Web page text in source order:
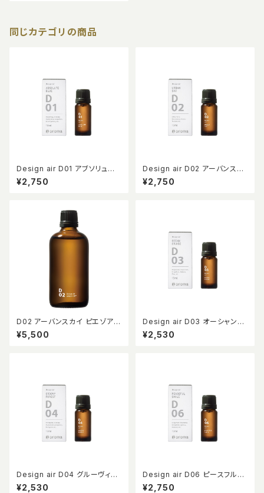
同じカテゴリの商品
Design air D01 アブソリュート
ブルー 10ml
¥2,750
Design air D02 アーバンスカ
イ 10ml
¥2,750
D02 アーバンスカイ ピエゾア
ロマオイル 100ml
¥5,500
Design air D03 オーシャンク
ルーズ 10ml
¥2,530
Design air D04 グルーヴィー
フォレスト 10ml
¥2,530
Design air D06 ピースフルス
マイル 10ml
¥2,750